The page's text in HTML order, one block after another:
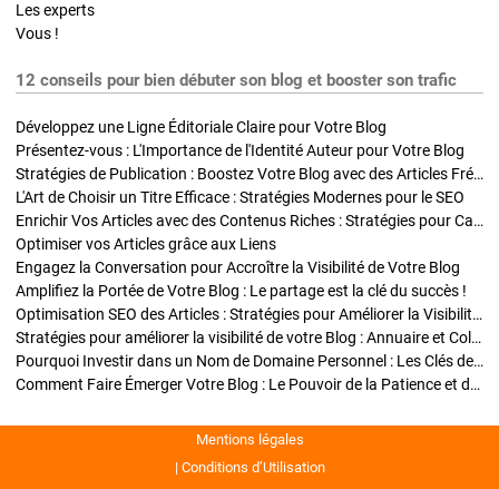
Les experts
Vous !
12 conseils pour bien débuter son blog et booster son trafic
Développez une Ligne Éditoriale Claire pour Votre Blog
Présentez-vous : L'Importance de l'Identité Auteur pour Votre Blog
Stratégies de Publication : Boostez Votre Blog avec des Articles Fréquents et Exclusifs
L'Art de Choisir un Titre Efficace : Stratégies Modernes pour le SEO
Enrichir Vos Articles avec des Contenus Riches : Stratégies pour Captiver et Optimiser
Optimiser vos Articles grâce aux Liens
Engagez la Conversation pour Accroître la Visibilité de Votre Blog
Amplifiez la Portée de Votre Blog : Le partage est la clé du succès !
Optimisation SEO des Articles : Stratégies pour Améliorer la Visibilité de Votre Blog
Stratégies pour améliorer la visibilité de votre Blog : Annuaire et Collaborations
Pourquoi Investir dans un Nom de Domaine Personnel : Les Clés de la Réussite de Votre Blog
Comment Faire Émerger Votre Blog : Le Pouvoir de la Patience et de la Persévérance
Mentions légales
Conditions d’Utilisation